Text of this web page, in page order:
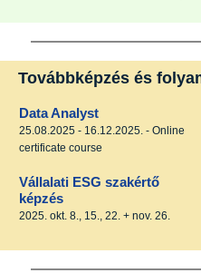
Továbbképzés és
Data Analyst
25.08.2025 - 16.12.2025. - Online
certificate course
Vállalati ESG szakértő
képzés
2025. okt. 8., 15., 22. + nov. 26.